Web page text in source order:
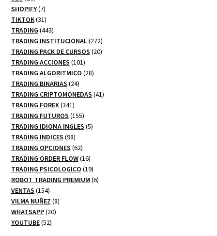
productos
SHOPIFY 77
productos
TIKTOK 3131
productos
TRADING 443443
productos
TRADING INSTITUCIONAL 272272
productos
TRADING PACK DE CURSOS 2020
TRADING ACCIONES 101101
productos
TRADING ALGORITMICO 2828
TRADING BINARIAS 2424
productos
TRADING CRIPTOMONEDAS 4141
TRADING FOREX 341341
productos
TRADING FUTUROS 155155
productos
TRADING IDIOMA INGLES 55
TRADING INDICES 9898
productos
TRADING OPCIONES 6262
productos
TRADING ORDER FLOW 1616
productos
TRADING PSICOLOGICO 1919
productos
ROBOT TRADING PREMIUM 66
VENTAS 154154
productos
VILMA NUÑEZ 88
WHATSAPP 2020
YOUTUBE 5252